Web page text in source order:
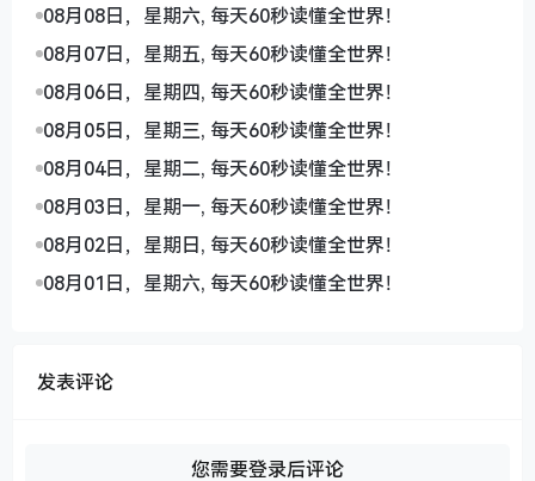
08月08日，星期六, 每天60秒读懂全世界！
08月07日，星期五, 每天60秒读懂全世界！
08月06日，星期四, 每天60秒读懂全世界！
08月05日，星期三, 每天60秒读懂全世界！
08月04日，星期二, 每天60秒读懂全世界！
08月03日，星期一, 每天60秒读懂全世界！
08月02日，星期日, 每天60秒读懂全世界！
08月01日，星期六, 每天60秒读懂全世界！
发表评论
您需要登录后评论